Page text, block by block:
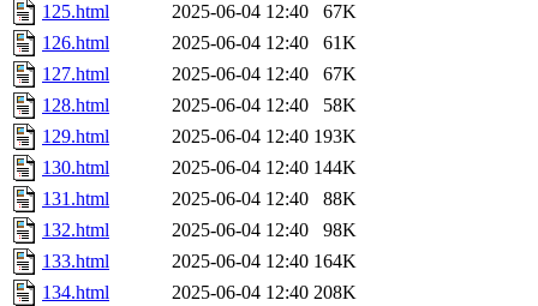
125.html
2025-06-04 12:40
67K
126.html
2025-06-04 12:40
61K
127.html
2025-06-04 12:40
67K
128.html
2025-06-04 12:40
58K
129.html
2025-06-04 12:40 193K
130.html
2025-06-04 12:40 144K
131.html
2025-06-04 12:40
88K
132.html
2025-06-04 12:40
98K
133.html
2025-06-04 12:40 164K
134.html
2025-06-04 12:40 208K